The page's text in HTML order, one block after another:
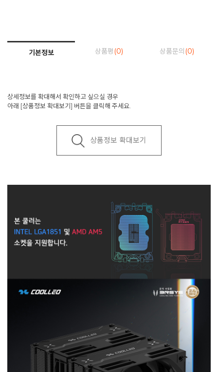
기본정보 상품평 (0) 상품문의 (0)
상세정보를 확대해서 확인하고 싶으실 경우
아래 [상품정보 확대보기] 버튼을 클릭해 주세요.
상품정보 확대보기